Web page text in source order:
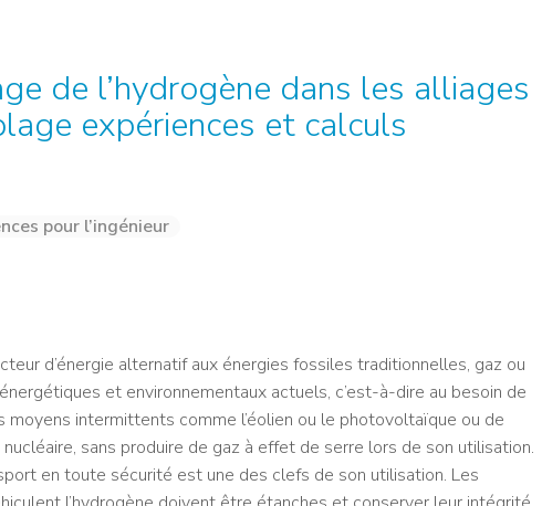
de l’hydrogène dans les alliages
expériences et calculs
pour l’ingénieur
d’énergie alternatif aux énergies fossiles traditionnelles, gaz ou
et environnementaux actuels, c’est-à-dire au besoin de
moyens intermittents comme l’éolien ou le photovoltaïque ou de
nucléaire, sans produire de gaz à effet de serre lors de son utilisation.
en toute sécurité est une des clefs de son utilisation. Les